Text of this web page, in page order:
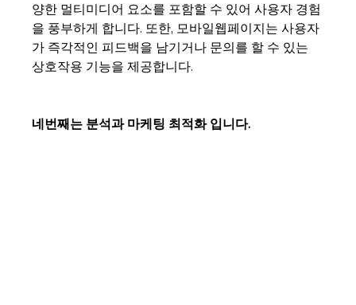
양한 멀티미디어 요소를 포함할 수 있어 사용자 경험
을 풍부하게 합니다. 또한, 모바일웹페이지는 사용자
가 즉각적인 피드백을 남기거나 문의를 할 수 있는
상호작용 기능을 제공합니다.
네번째는 분석과 마케팅 최적화 입니다.